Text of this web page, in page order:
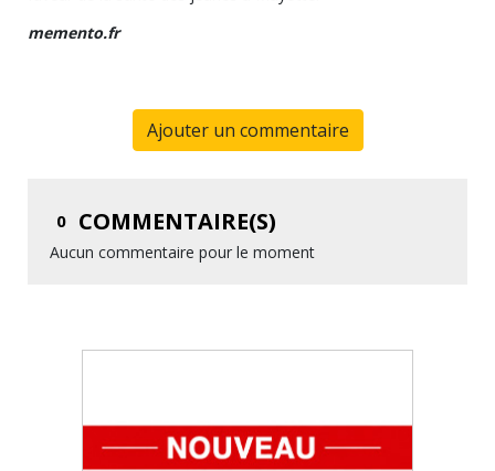
memento.fr
Ajouter un commentaire
0 COMMENTAIRE(S)
Aucun commentaire pour le moment